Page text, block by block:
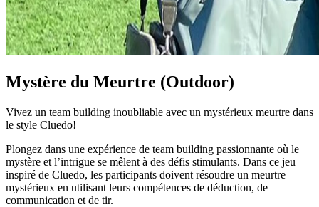
Mystère du Meurtre (Outdoor)
Vivez un team building inoubliable avec un mystérieux meurtre dans
le style Cluedo!
Plongez dans une expérience de team building passionnante où le
mystère et l’intrigue se mêlent à des défis stimulants. Dans ce jeu
inspiré de Cluedo, les participants doivent résoudre un meurtre
mystérieux en utilisant leurs compétences de déduction, de
communication et de tir.